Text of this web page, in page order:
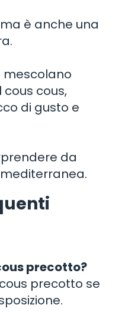
è anche una
mescolano
cous,
di gusto e
da
precotto?
precotto se